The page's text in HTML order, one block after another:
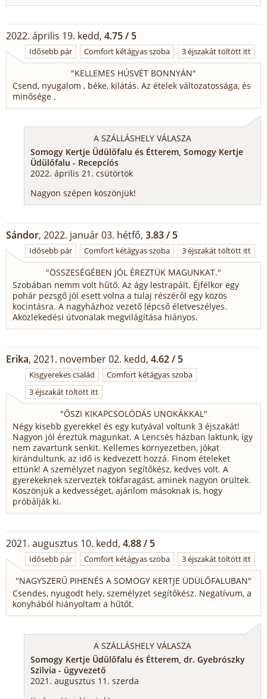
2022. április 19. kedd, 4.75 / 5
Idősebb pár Comfort kétágyas szoba 3 éjszakát töltött itt
"KELLEMES HÚSVÉT BONNYÁN"
Csend, nyugalom , béke, kilátás. Az ételek változatossága, és
minősége .
A SZÁLLÁSHELY VÁLASZA
Somogy Kertje Üdülőfalu és Étterem, Somogy Kertje
Üdülőfalu - Recepcíós
2022. április 21. csütörtök
Nagyon szépen köszönjük!
Sándor, 2022. január 03. hétfő, 3.83 / 5
Idősebb pár Comfort kétágyas szoba 3 éjszakát töltött itt
"ÖSSZESÉGÉBEN JÓL ÉREZTÜK MAGUNKAT."
Szobában nemm volt hűtő. Az ágy lestrapált. Éjfélkor egy
pohár pezsgő jól esett volna a tulaj részéről egy közös
kocintásra. A nagyházhoz vezető lépcső életveszélyes.
Aközlekedési útvonalak megvilágítása hiányos.
Erika, 2021. november 02. kedd, 4.62 / 5
Kisgyerekes család
Comfort kétágyas szoba
3 éjszakát töltött itt
"ŐSZI KIKAPCSOLÓDÁS UNOKÁKKAL"
Négy kisebb gyerekkel és egy kutyával voltunk 3 éjszakát!
Nagyon jól éreztük magunkat. A Lencsés házban laktunk, így
nem zavartunk senkit. Kellemes környezetben, jókat
kirándultunk, az idő is kedvezett hozzá. Finom ételeket
ettünk! A személyzet nagyon segítőkész, kedves volt. A
gyerekeknek szerveztek tökfaragást, aminek nagyon örültek.
Köszönjük a kedvességet, ajánlom másoknak is, hogy
próbálják ki.
2021. augusztus 10. kedd, 4.88 / 5
Idősebb pár Comfort kétágyas szoba 3 éjszakát töltött itt
"NAGYSZERŰ PIHENÉS A SOMOGY KERTJE ÜDÜLŐFALUBAN"
Csendes, nyugodt hely, személyzet segítőkész. Negatívum, a
konyhából hiányoltam a hűtőt.
A SZÁLLÁSHELY VÁLASZA
Somogy Kertje Üdülőfalu és Étterem, dr. Gyebrószky
Szilvia - ügyvezető
2021. augusztus 11. szerda